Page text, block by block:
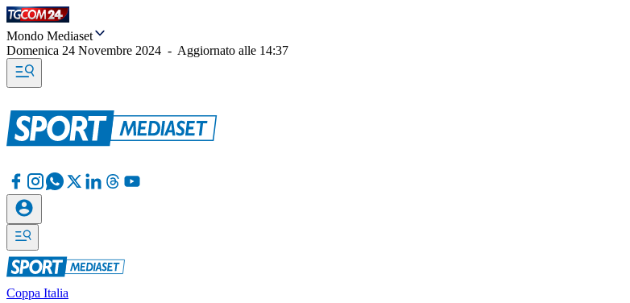
Mondo Mediaset
Domenica 24 Novembre 2024 - Aggiornato alle 14:37
Coppa Italia